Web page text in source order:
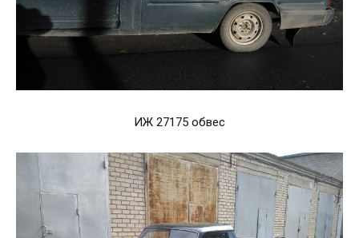
ИЖ 27175 обвес